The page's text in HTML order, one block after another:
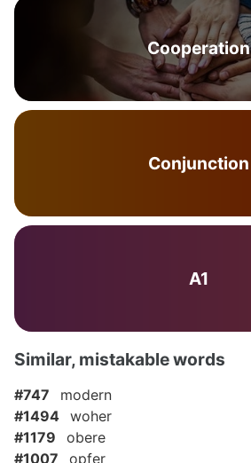
Cooperation
Conjunction
A1
Similar, mistakable words
#747
modern
#1494 woher
#1179
obere
#1007
opfer